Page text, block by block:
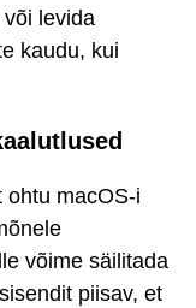
levida
kaudu, kui
ohtu macOS-i
võime säilitada
piisav, et